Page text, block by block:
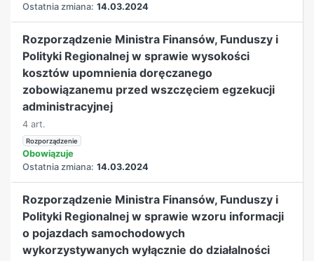
Ostatnia zmiana: 14.03.2024
Rozporządzenie Ministra Finansów, Funduszy i
Polityki Regionalnej w sprawie wysokości
kosztów upomnienia doręczanego
zobowiązanemu przed wszczęciem egzekucji
administracyjnej
4 art.
Rozporządzenie
Obowiązuje
Ostatnia zmiana: 14.03.2024
Rozporządzenie Ministra Finansów, Funduszy i
Polityki Regionalnej w sprawie wzoru informacji
o pojazdach samochodowych
wykorzystywanych wyłącznie do działalności